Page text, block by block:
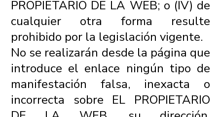
PROPIETARIO DE LA WEB; o (IV) de
cualquier otra forma resulte
prohibido por la legislación vigente.
No se realizarán desde la página que
introduce el enlace ningún tipo de
manifestación falsa, inexacta o
incorrecta sobre EL PROPIETARIO